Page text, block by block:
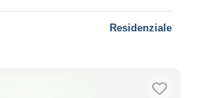
Residenziale